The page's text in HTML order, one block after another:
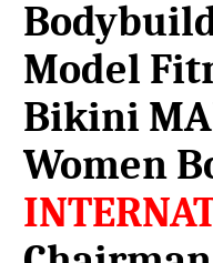
Model
Bikini
Women